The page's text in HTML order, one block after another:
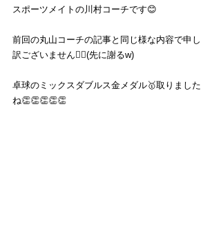
スポーツメイトの川村コーチです😊
前回の丸山コーチの記事と同じ様な内容で申し
訳ございません🙇‍♂️(先に謝るw)
卓球のミックスダブルス金メダル🥇取りました
ね👏👏👏👏👏